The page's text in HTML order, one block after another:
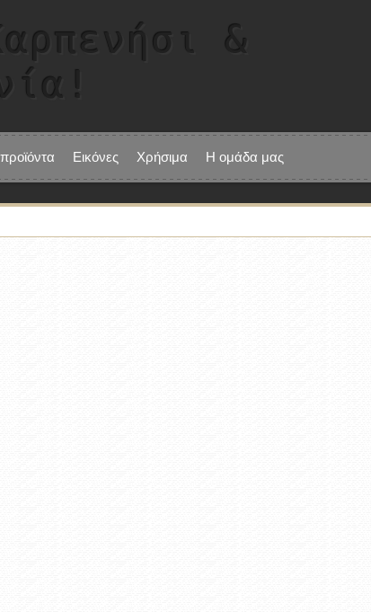
&
Εικόνες Χρήσιμα Η ομάδα μας